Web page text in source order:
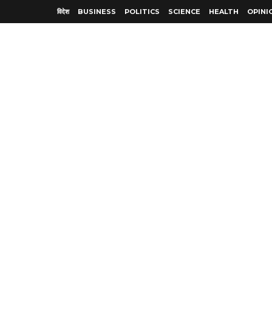
विदेश BUSINESS POLITICS SCIENCE HEALTH